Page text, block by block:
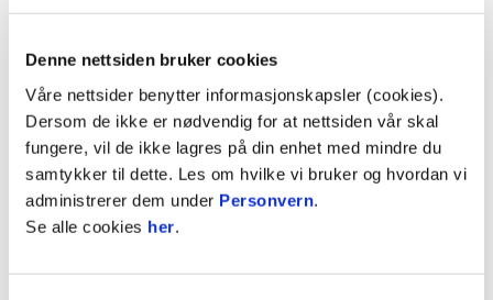
Denne nettsiden bruker cookies
Våre nettsider benytter informasjonskapsler (cookies).
Dersom de ikke er nødvendig for at nettsiden vår skal
fungere, vil de ikke lagres på din enhet med mindre du
samtykker til dette. Les om hvilke vi bruker og hvordan vi
administrerer dem under Personvern.
Se alle cookies her.
dager i november.
11. vil det være en teoriøkt. Begge dagene foregår
i Akerhallen.
Tidspunkter på Grasrottrennerøktene:
10. november (praksis) – kl 10.00 - 14.00
11. november (teori)